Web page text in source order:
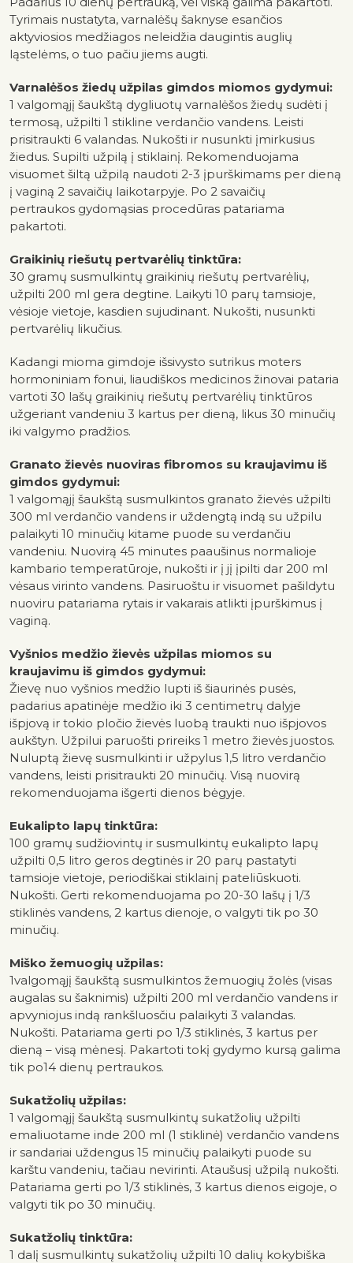
Tyrimais nustatyta, varnalėšų šaknyse esančios
aktyviosios medžiagos neleidžia daugintis auglių
ląstelėms, o tuo pačiu jiems augti.
Varnalėšos žiedų užpilas gimdos miomos gydymui:
1 valgomąjį šaukštą dygliuotų varnalėšos žiedų sudėti į
termosą, užpilti 1 stikline verdančio vandens. Leisti
prisitraukti 6 valandas. Nukošti ir nusunkti įmirkusius
žiedus. Supilti užpilą į stiklainį. Rekomenduojama
visuomet šiltą užpilą naudoti 2-3 įpurškimams per dieną
į vaginą 2 savaičių laikotarpyje. Po 2 savaičių
pertraukos gydomąsias procedūras patariama
pakartoti.
Graikinių riešutų pertvarėlių tinktūra:
30 gramų susmulkintų graikinių riešutų pertvarėlių,
užpilti 200 ml gera degtine. Laikyti 10 parų tamsioje,
vėsioje vietoje, kasdien sujudinant. Nukošti, nusunkti
pertvarėlių likučius.
Kadangi mioma gimdoje išsivysto sutrikus moters
hormoniniam fonui, liaudiškos medicinos žinovai pataria
vartoti 30 lašų graikinių riešutų pertvarėlių tinktūros
užgeriant vandeniu 3 kartus per dieną, likus 30 minučių
iki valgymo pradžios.
Granato žievės nuoviras fibromos su kraujavimu iš
gimdos gydymui:
1 valgomąjį šaukštą susmulkintos granato žievės užpilti
300 ml verdančio vandens ir uždengtą indą su užpilu
palaikyti 10 minučių kitame puode su verdančiu
vandeniu. Nuovirą 45 minutes paaušinus normalioje
kambario temperatūroje, nukošti ir į jį įpilti dar 200 ml
vėsaus virinto vandens. Pasiruoštu ir visuomet pašildytu
nuoviru patariama rytais ir vakarais atlikti įpurškimus į
vaginą.
Vyšnios medžio žievės užpilas miomos su
kraujavimu iš gimdos gydymui:
Žievę nuo vyšnios medžio lupti iš šiaurinės pusės,
padarius apatinėje medžio iki 3 centimetrų dalyje
išpjovą ir tokio pločio žievės luobą traukti nuo išpjovos
aukštyn. Užpilui paruošti prireiks 1 metro žievės juostos.
Nuluptą žievę susmulkinti ir užpylus 1,5 litro verdančio
vandens, leisti prisitraukti 20 minučių. Visą nuovirą
rekomenduojama išgerti dienos bėgyje.
Eukalipto lapų tinktūra:
100 gramų sudžiovintų ir susmulkintų eukalipto lapų
užpilti 0,5 litro geros degtinės ir 20 parų pastatyti
tamsioje vietoje, periodiškai stiklainį pateliūskuoti.
Nukošti. Gerti rekomenduojama po 20-30 lašų į 1/3
stiklinės vandens, 2 kartus dienoje, o valgyti tik po 30
minučių.
Miško žemuogių užpilas:
1valgomąjį šaukštą susmulkintos žemuogių žolės (visas
augalas su šaknimis) užpilti 200 ml verdančio vandens ir
apvyniojus indą rankšluosčiu palaikyti 3 valandas.
Nukošti. Patariama gerti po 1/3 stiklinės, 3 kartus per
dieną – visą mėnesį. Pakartoti tokį gydymo kursą galima
tik po14 dienų pertraukos.
Sukatžolių užpilas:
1 valgomąjį šaukštą susmulkintų sukatžolių užpilti
emaliuotame inde 200 ml (1 stiklinė) verdančio vandens
ir sandariai uždengus 15 minučių palaikyti puode su
karštu vandeniu, tačiau nevirinti. Ataušusį užpilą nukošti.
Patariama gerti po 1/3 stiklinės, 3 kartus dienos eigoje, o
valgyti tik po 30 minučių.
Sukatžolių tinktūra:
1 dalį susmulkintų sukatžolių užpilti 10 dalių kokybiška